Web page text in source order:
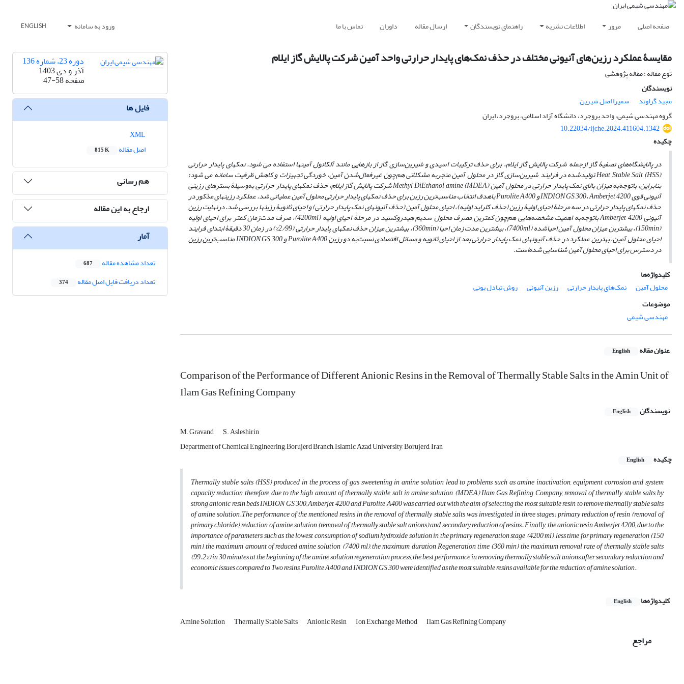
صفحه اصلی مرور اطلاعات نشریه راهنمای نویسندگان ارسال مقاله داوران تماس با ما ورود به سامانه ENGLISH
مقایسۀ عملکرد رزین‌های آنیونی مختلف در حذف نمک‌های پایدار حرارتی واحد آمین شرکت پالایش گاز ایلام
نوع مقاله : مقاله پژوهشی
نویسندگان
مجید گراوند
سمیرا اصل شیرین
گروه مهندسی شیمی، واحد بروجرد، دانشگاه آزاد اسلامی، بروجرد، ایران
10.22034/ijche.2024.411604.1342
چکیده
در پالایشگاههای تصفیۀ گاز ازجمله شرکت پالایش گاز ایلام، برای حذف ترکیبات اسیدی و شیرینسازی گاز از بازهایی مانند آلکانول آمین­ها استفاده می ­شود. نمک­های پایدار حرارتی
(HSS)
Heat Stable Saltتولیدشده در فرایند شیرینسازی گاز در محلول آمین منجربه مشکلاتی همچون غیرفعالشدن آمین، خوردگی تجهیزات و کاهش ظرفیت سامانه می­ شود؛
بنابراین، باتوجهبه میزان بالای نمک پایدار حرارتی در محلول آمینMethyl DiEthanol amine (MDEA)شرکت پالایش گاز ایلام، حذف نمک­های پایدار حرارتی به‌وسیلۀ بسترهای رزینی
آنیونی قوی INDION GS 300،Amberjet 4200 وPurolite A400باهدف انتخاب مناسبترین رزین برای حذف نمک­های پایدار حرارتی محلول آمین عملیاتی شد. عملکرد رزین­های مذکور در
حذف نمک­های پایدار حرارتی در سه مرحلۀ احیای اولیۀ رزین (حذف کلراید اولیه)، احیای محلول آمین (حذف آنیون­های نمک پایدار حرارتی) و احیای ثانویۀ رزین­ها بررسی شد. درنهایت رزین
آنیونیAmberjet 4200باتوجهبه اهمیت مشخصه‌هایی همچون کمترین مصرف محلول سدیم هیدروکسید در مرحلۀ احیای اولیه (4200ml)، صرف مدت زمان کمتر برای احیای اولیه
(150min)، بیشترین میزان محلول آمین احیاشده ( 7400ml)، بیشترین مدت زمان احیا ( 360min)، بیشترین میزان حذف نمک­های پایدار حرارتی (2/99%) در زمان 30 دقیقۀ ابتدای فرایند
احیای محلول آمین، بهترین عملکرد در حذف آنیون­های نمک پایدار حرارتی بعد از احیای ثانویه و مسائل اقتصادی نسبتبه دو رزینPurolite A400وINDION GS 300مناسبترین رزین
در دسترس برای احیای محلول آمین شناسایی شدهاست.
کلیدواژه‌ها
محلول آمین
نمک‌های پایدار حرارتی رزین آنیونی
روش تبادل یونی
موضوعات
مهندسی شیمی
عنوان مقاله English
Comparison of the Performance of Different Anionic Resins in the Removal of Thermally Stable Salts in the Amin Unit of
Ilam Gas Refining Company
نویسندگان English
M. Gravand
S. Asleshirin
Department of Chemical Engineering, Borujerd Branch, Islamic Azad University, Borujerd, Iran
چکیده
English
Thermally stable salts (HSS) produced in the process of gas sweetening in amine solution lead to problems such as amine inactivation, equipment corrosion and system
capacity reduction, therefore due to the high amount of thermally stable salt in amine solution (MDEA) Ilam Gas Refining Company, removal of thermally stable salts by
strong anionic resin beds INDION GS 300, Amberjet 4200 and Purolite A400 was carried out with the aim of selecting the most suitable resin to remove thermally stable salts
of amine solution.The performance of the mentioned resins in the removal of thermally stable salts was investigated in three stages: primary reduction of resin (removal of
primary chloride), reduction of amine solution (removal of thermally stable salt anions) and secondary reduction of resins. Finally, the anionic resin Amberjet 4200, due to the
importance of parameters such as the lowest consumption of sodium hydroxide solution in the primary regeneration stage (4200 ml), less time for primary regeneration (150
min), the maximum amount of reduced amine solution (7400 ml), the maximum duration Regeneration time (360 min) the maximum removal rate of thermally stable salts
(99.2%) in 30 minutes at the beginning of the amine solution regeneration process, the best performance in removing thermally stable salt anions after secondary reduction and
economic issues compared to Two resins, Purolite A400 and INDION GS 300 were identified as the most suitable resins available for the reduction of amine solution.
کلیدواژه‌ها English
Amine Solution Thermally Stable Salts Anionic Resin Ion Exchange Method Ilam Gas Refining Company
مراجع
دوره 23، شماره 136
آذر و دی 1403
صفحه47-58
فایل ها
اصل مقاله
815 K
هم رسانی
ارجاع به این مقاله
آمار
تعداد مشاهده مقاله 687
تعداد دریافت فایل اصل مقاله 374